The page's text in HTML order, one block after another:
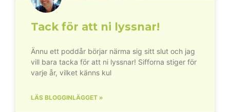
Tack för att ni lyssnar!
Ännu ett poddår börjar närma sig sitt slut och jag
vill bara tacka för att ni lyssnar! Sifforna stiger för
varje år, vilket känns kul
LÄS BLOGGINLÄGGET »